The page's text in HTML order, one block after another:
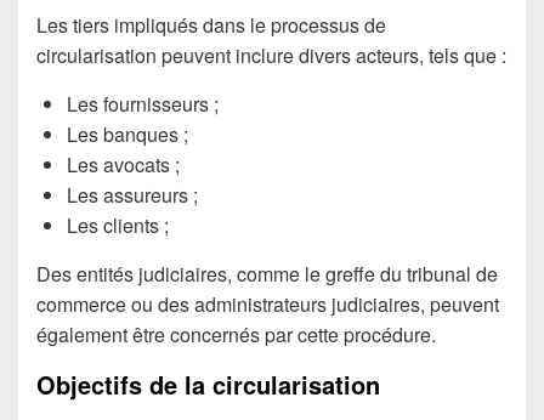
Les tiers impliqués dans le processus de
circularisation peuvent inclure divers acteurs, tels que :
Les fournisseurs ;
Les banques ;
Les avocats ;
Les assureurs ;
Les clients ;
Des entités judiciaires, comme le greffe du tribunal de
commerce ou des administrateurs judiciaires, peuvent
également être concernés par cette procédure.
Objectifs de la circularisation